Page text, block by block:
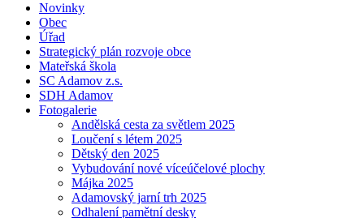
Novinky
Obec
Úřad
Strategický plán rozvoje obce
Mateřská škola
SC Adamov z.s.
SDH Adamov
Fotogalerie
Andělská cesta za světlem 2025
Loučení s létem 2025
Dětský den 2025
Vybudování nové víceúčelové plochy
Májka 2025
Adamovský jarní trh 2025
Odhalení pamětní desky